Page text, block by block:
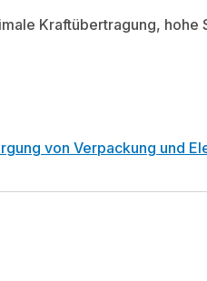
Kraftübertragung,
von Verpackung und